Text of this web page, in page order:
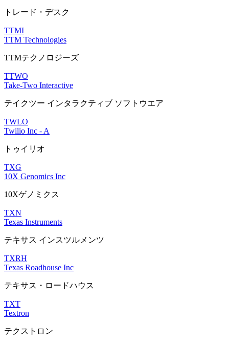
トレード・デスク
TTMI
TTM Technologies
TTMテクノロジーズ
TTWO
Take-Two Interactive
テイクツー インタラクティブ ソフトウエア
TWLO
Twilio Inc - A
トゥイリオ
TXG
10X Genomics Inc
10Xゲノミクス
TXN
Texas Instruments
テキサス インスツルメンツ
TXRH
Texas Roadhouse Inc
テキサス・ロードハウス
TXT
Textron
テクストロン